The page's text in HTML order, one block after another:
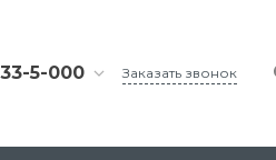
5-000 Заказать звонок